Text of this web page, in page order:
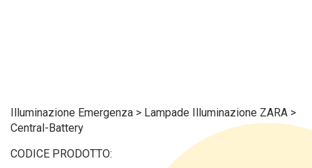
Illuminazione Emergenza > Lampade Illuminazione ZARA >
Central-Battery
CODICE PRODOTTO: